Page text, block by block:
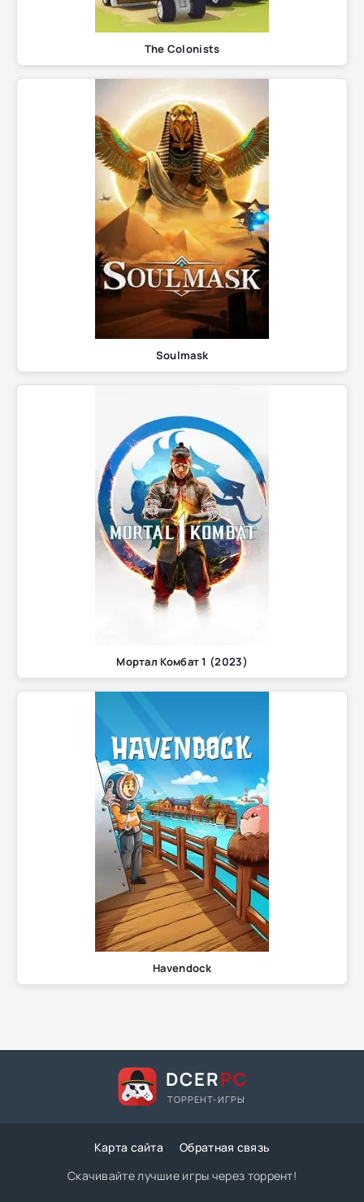
The Colonists
Soulmask
Мортал Комбат 1 (2023)
Havendock
DCERPC
ТОРРЕНТ-ИГРЫ
Карта сайта
Обратная связь
Скачивайте лучшие игры через торрент!